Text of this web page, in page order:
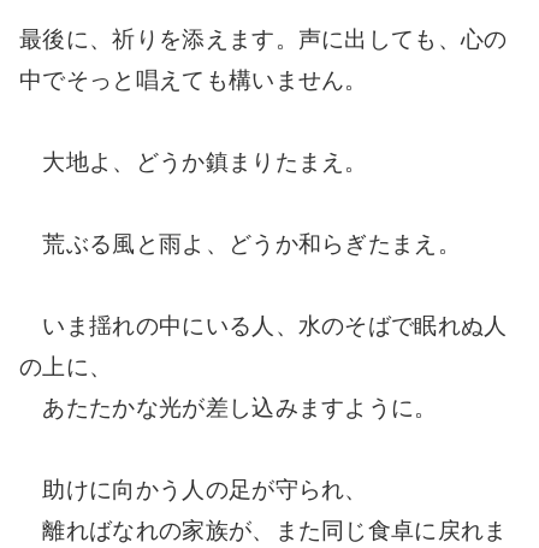
最後に、祈りを添えます。声に出しても、心の
中でそっと唱えても構いません。
大地よ、どうか鎮まりたまえ。
荒ぶる風と雨よ、どうか和らぎたまえ。
いま揺れの中にいる人、水のそばで眠れぬ人
の上に、
あたたかな光が差し込みますように。
助けに向かう人の足が守られ、
離ればなれの家族が、また同じ食卓に戻れま